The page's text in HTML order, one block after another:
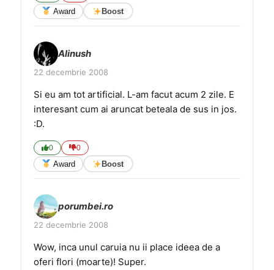
Award Boost
Alinush
22 decembrie 2008
Si eu am tot artificial. L-am facut acum 2 zile. E
interesant cum ai aruncat beteala de sus in jos.
:D.
0 0
Award Boost
porumbei.ro
22 decembrie 2008
Wow, inca unul caruia nu ii place ideea de a
oferi flori (moarte)! Super.